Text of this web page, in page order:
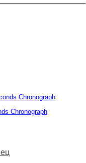
Сhronograph